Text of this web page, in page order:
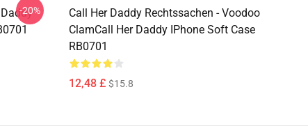
-20%
Call Her Daddy Rechtssachen - Voodoo
ClamCall Her Daddy IPhone Soft Case
RB0701
12,48 £ $15.8